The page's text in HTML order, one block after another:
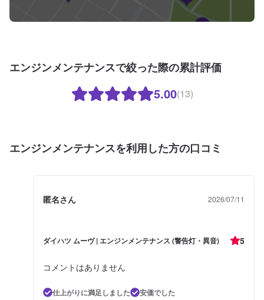
エンジンメンテナンスで絞った際の累計評価
5.00(13)
エンジンメンテナンスを利用した方の口コミ
匿名さん 2026/07/11
ダイハツ ムーヴ | エンジンメンテナンス (警告灯・異音) 5
コメントはありません
仕上がりに満足しました 安価でした